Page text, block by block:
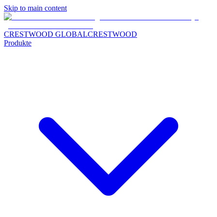
Skip to main content
CRESTWOOD GLOBALCRESTWOOD
Produkte